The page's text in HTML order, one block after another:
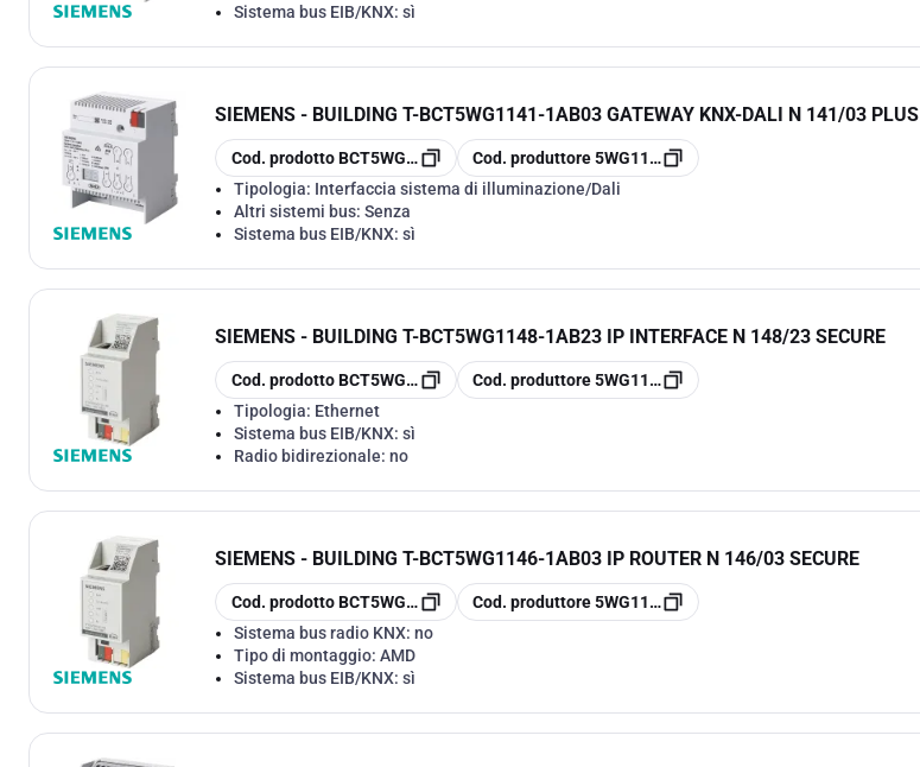
Sistema bus EIB/KNX: sì
SIEMENS - BUILDING T-BCT5WG1141-1AB03 GATEWAY KNX-DALI N 141/03 PLUS
copia
Cod. prodotto BCT5WG1141-1AB03
copia
Cod. produttore 5WG1141-1AB03
Tipologia: Interfaccia sistema di illuminazione/Dali
Altri sistemi bus: Senza
Sistema bus EIB/KNX: sì
SIEMENS - BUILDING T-BCT5WG1148-1AB23 IP INTERFACE N 148/23 SECURE
copia
Cod. prodotto BCT5WG1148-1AB23
copia
Cod. produttore 5WG1148-1AB23
Tipologia: Ethernet
Sistema bus EIB/KNX: sì
Radio bidirezionale: no
SIEMENS - BUILDING T-BCT5WG1146-1AB03 IP ROUTER N 146/03 SECURE
copia
Cod. prodotto BCT5WG1146-1AB03
copia
Cod. produttore 5WG1146-1AB03
Sistema bus radio KNX: no
Tipo di montaggio: AMD
Sistema bus EIB/KNX: sì